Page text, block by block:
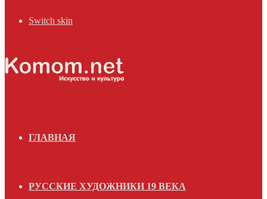
Switch skin
ГЛАВНАЯ
РУССКИЕ ХУДОЖНИКИ 19 ВЕКА